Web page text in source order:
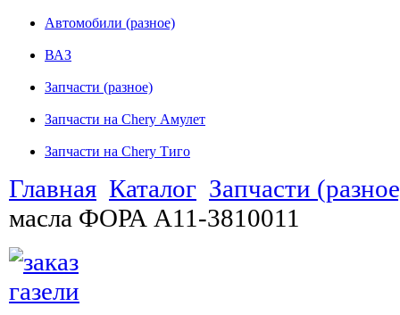
Автомобили (разное)
ВАЗ
Запчасти (разное)
Запчасти на Chery Амулет
Запчасти на Chery Тиго
Главная Каталог Запчасти
масла ФОРА A11-3810011